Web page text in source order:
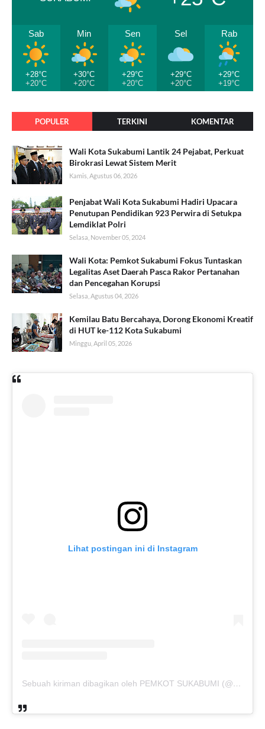
Sab
+28°C
+20°C
Min
+30°C
+20°C
Sen
+29°C
+20°C
Sel
+29°C
+20°C
Rab
+29°C
+19°C
POPULER TERKINI KOMENTAR
Wali Kota Sukabumi Lantik 24 Pejabat, Perkuat
Birokrasi Lewat Sistem Merit
Kamis, Agustus 06, 2026
Penjabat Wali Kota Sukabumi Hadiri Upacara
Penutupan Pendidikan 923 Perwira di Setukpa
Lemdiklat Polri
Selasa, November 05, 2024
Wali Kota: Pemkot Sukabumi Fokus Tuntaskan
Legalitas Aset Daerah Pasca Rakor Pertanahan
dan Pencegahan Korupsi
Selasa, Agustus 04, 2026
Kemilau Batu Bercahaya, Dorong Ekonomi Kreatif
di HUT ke-112 Kota Sukabumi
Minggu, April 05, 2026
Lihat postingan ini di Instagram
Sebuah kiriman dibagikan oleh PEMKOT SUKABUMI (@pemkotsukabumi_)